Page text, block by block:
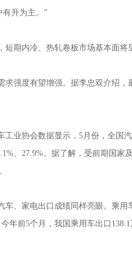
升为主。”
期内冷、热轧卷板市场基本面将
度有望增强。据李忠双介绍，
协会数据显示，5月份，全国汽
、27.9%。据了解，受前期国
家电出口成绩同样亮眼。乘用
年前5个月，我国乘用车出口